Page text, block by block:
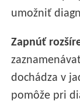
umožniť
Zapnúť
dochádza v
pomôže pri